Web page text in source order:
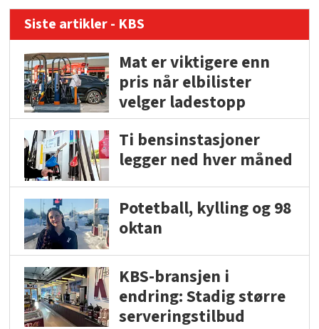
Siste artikler - KBS
Mat er viktigere enn
pris når elbilister
velger ladestopp
Ti bensinstasjoner
legger ned hver måned
Potetball, kylling og 98
oktan
KBS-bransjen i
endring: Stadig større
serveringstilbud